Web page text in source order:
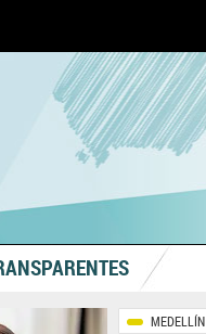
MEDELLÍN